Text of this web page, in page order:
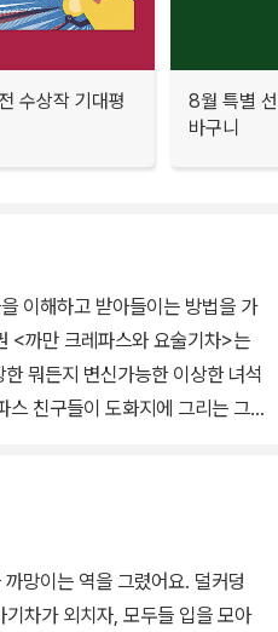
수상작 기대평
8월 특별
바구니
이해하고 받아들이는 방법을 가
<까만 크레파스와 요술기차>는
뭐든지 변신가능한 이상한 녀석
스 친구들이 도화지에 그리는 그
주친다. "길이 없어서 달릴 수
까망이는 커다란 종이를 들고 와
린다. 다음 날도 같은 곳으로 놀러
기다리고 있다. 까망이는 또 커
망이는 역을 그렸어요. 덜커덩
차가 외치자, 모두들 입을 모아